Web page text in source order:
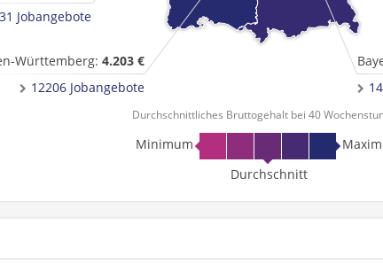
Württemberg: 4.203 €
12206 Jobangebote
Jobangebote
Durchschnittliches Bruttogehalt bei 40
Minimum
Durchschnitt